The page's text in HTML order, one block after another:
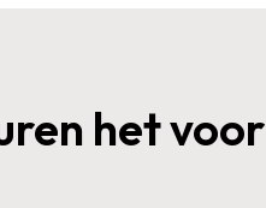
het voor